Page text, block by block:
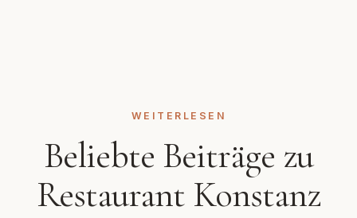
WEITERLESEN
Beliebte Beiträge zu
Restaurant Konstanz